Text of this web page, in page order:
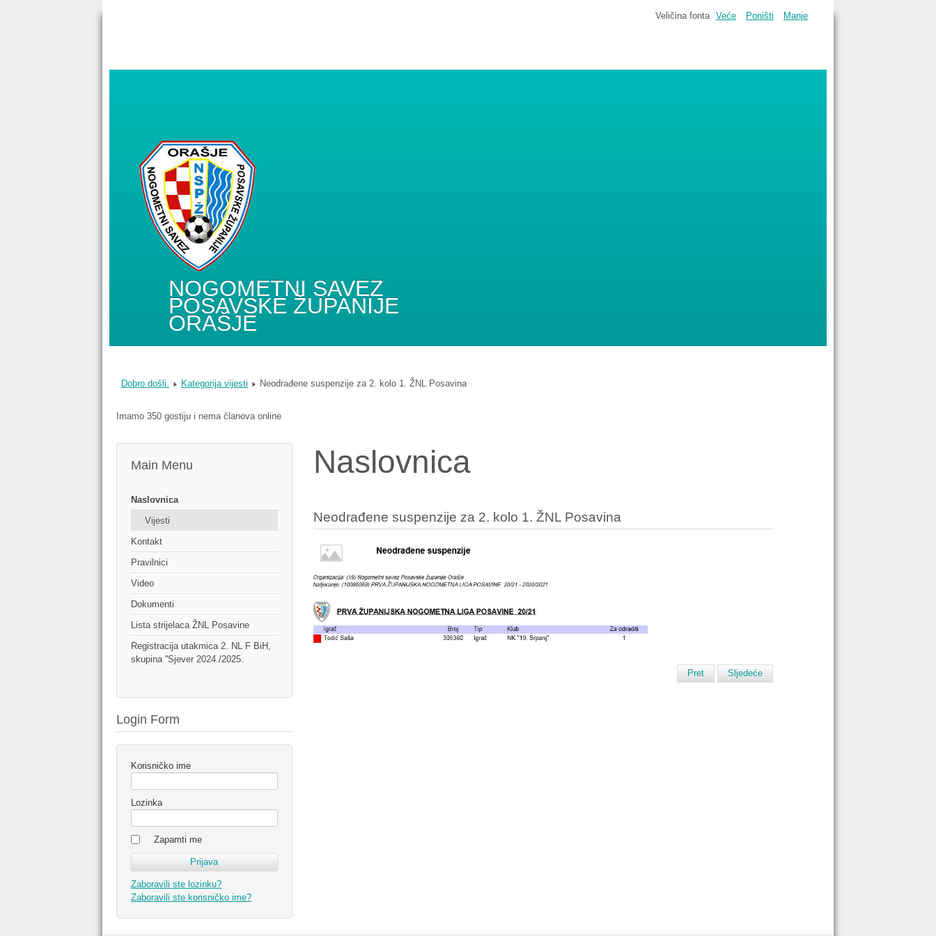
NOGOMETNI SAVEZ
POSAVSKE ŽUPANIJE
ORAŠJE
Veličina fonta Veće Poništi Manje
Dobro došli. Kategorija vijesti Neodrađene suspenzije za 2. kolo 1. ŽNL Posavina
Imamo 350 gostiju i nema članova online
Main Menu
Naslovnica
Vijesti
Kontakt
Pravilnici
Video
Dokumenti
Lista strijelaca ŽNL Posavine
Registracija utakmica 2. NL F BiH,
skupina ''Sjever 2024./2025.
Login Form
Korisničko ime
Lozinka
Zapamti me
Zaboravili ste lozinku?
Zaboravili ste korisničko ime?
Naslovnica
Neodrađene suspenzije za 2. kolo 1. ŽNL Posavina
Pret Sljedeće